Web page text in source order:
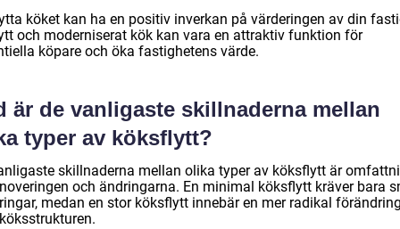
köket kan ha en positiv inverkan på värderingen av din
och moderniserat kök kan vara en attraktiv funktion för
köpare och öka fastighetens värde.
är de vanligaste skillnaderna mellan
typer av köksflytt?
skillnaderna mellan olika typer av köksflytt är
och ändringarna. En minimal köksflytt kräver bara
medan en stor köksflytt innebär en mer radikal